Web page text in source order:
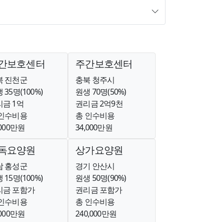
보호센터
진천군
35명(100%)
금 1억
수비용
만원
주간보호센터
충북 청주시
원생 70명(50%)
권리금 2억9천
총 인수비용
34,000만원
요양원
홍성군
15명(100%)
금 포함가
수비용
만원
상가요양원
경기 안산시
원생 50명(90%)
권리금 포함가
총 인수비용
240,000만원